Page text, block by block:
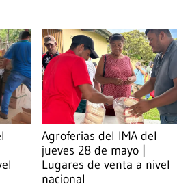
Agroferias del IMA del
jueves 28 de mayo |
Lugares de venta a nivel
nacional